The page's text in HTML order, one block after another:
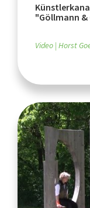
"Göllmann
Video Horst